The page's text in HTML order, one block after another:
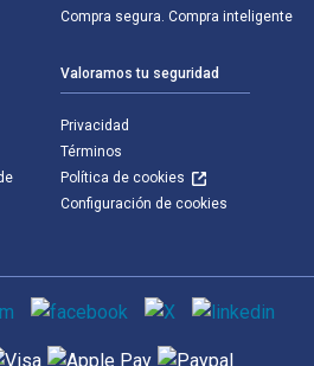
Compra segura. Compra inteligente
Valoramos tu seguridad
Privacidad
Términos
Política de cookies
Configuración de cookies
social